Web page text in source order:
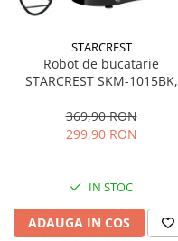
STARCREST
Robot de bucatarie
STARCREST SKM-1015BK,
Accesorii, 10 Viteze + Pulse,
Negru
369,90 RON
299,90 RON
IN STOC
ADAUGA IN COS